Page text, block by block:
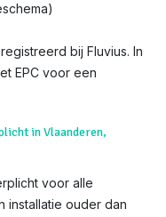
bij Fluvius. In
EPC voor een
in Vlaanderen,
voor alle
installatie ouder dan